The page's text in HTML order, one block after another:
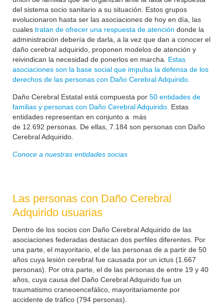
del sistema socio sanitario a su situación. Estos grupos
evolucionaron hasta ser las asociaciones de hoy en día, las
cuales tratan de ofrecer una respuesta de atención donde la
administración debería de darla, a la vez que dan a conocer el
daño cerebral adquirido, proponen modelos de atención y
reivindican la necesidad de ponerlos en marcha. Estas
asociaciones son la base social que impulsa la defensa de los
derechos de las personas con Daño Cerebral Adquirido.
Daño Cerebral Estatal está compuesta por 50 entidades de
familias y personas con Daño Cerebral Adquirido. Estas
entidades representan en conjunto a más
de 12.692 personas. De ellas, 7.184 son personas con Daño
Cerebral Adquirido.
Conoce a nuestras entidades socias
Las personas con Daño Cerebral
Adquirido usuarias
Dentro de los socios con Daño Cerebral Adquirido de las
asociaciones federadas destacan dos perfiles diferentes. Por
una parte, el mayoritario, el de las personas de a partir de 50
años cuya lesión cerebral fue causada por un ictus (1.667
personas). Por otra parte, el de las personas de entre 19 y 40
años, cuya causa del Daño Cerebral Adquirido fue un
traumatismo craneoencefálico, mayoritariamente por
accidente de tráfico (794 personas).